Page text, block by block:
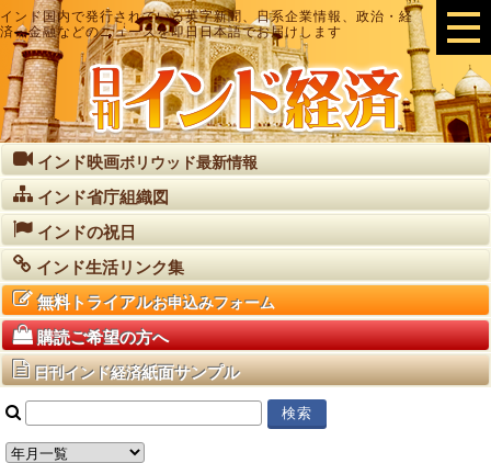
インド国内で発行されている英字新聞、日系企業情報、政治・経
済・金融などのニュースを即日日本語でお届けします
インド映画ボリウッド最新情報
インド省庁組織図
インドの祝日
インド生活リンク集
無料トライアルお申込みフォーム
購読ご希望の方へ
日刊インド経済紙面サンプル